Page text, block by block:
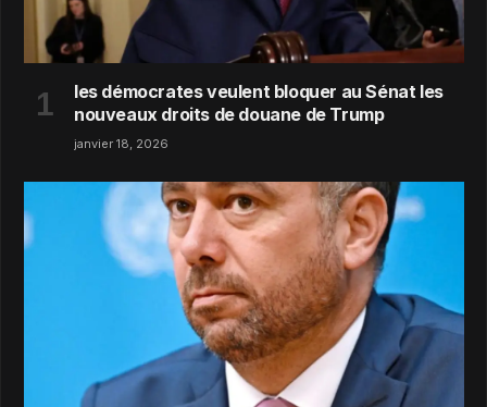
les démocrates veulent bloquer au Sénat les
nouveaux droits de douane de Trump
janvier 18, 2026